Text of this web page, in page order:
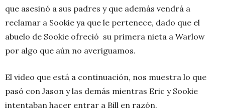
que asesinó a sus padres y que además vendrá a
reclamar a Sookie ya que le pertenece, dado que el
abuelo de Sookie ofreció su primera nieta a Warlow
por algo que aún no averiguamos.
El video que está a continuación, nos muestra lo que
pasó con Jason y las demás mientras Eric y Sookie
intentaban hacer entrar a Bill en razón.